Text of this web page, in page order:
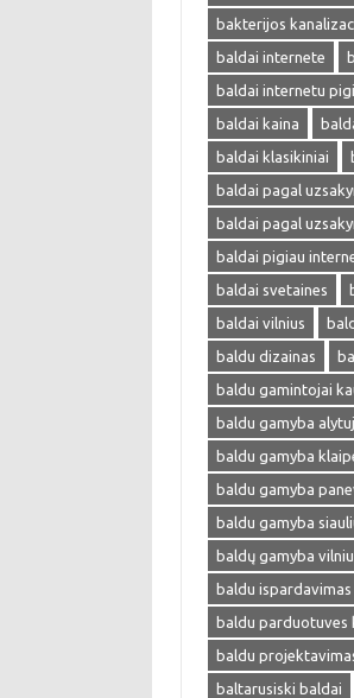
bakterijos
baldai internete
baldai internetu
baldai kaina
baldai klasikiniai
baldai pagal
baldai pagal
baldai pigiau
baldai svetaines
baldai vilnius
baldu dizainas
baldu gamintojai
baldu gamyba
baldu gamyba
baldu gamyba
baldu gamyba
baldų gamyba
baldu ispardavimas
baldu parduotuves
baldu
baltarusiski baldai